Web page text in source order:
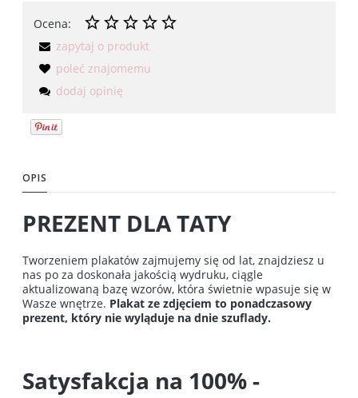
Ocena:
zapytaj o produkt
poleć znajomemu
dodaj opinię
OPIS
PREZENT DLA TATY
Tworzeniem plakatów zajmujemy się od lat, znajdziesz u
nas po za doskonała jakością wydruku, ciągle
aktualizowaną bazę wzorów, która świetnie wpasuje się w
Wasze wnętrze. Plakat ze zdjęciem to ponadczasowy
prezent, który nie wyląduje na dnie szuflady.
Satysfakcja na 100% -